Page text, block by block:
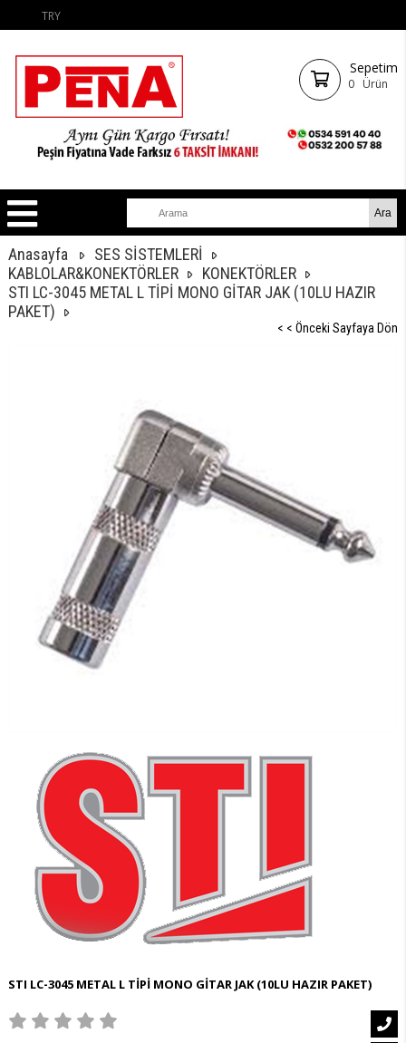
TRY
Sepetim
0 Ürün
Anasayfa
SES SİSTEMLERİ
KABLOLAR&KONEKTÖRLER
KONEKTÖRLER
STI LC-3045 METAL L TİPİ MONO GİTAR JAK (10LU HAZIR
PAKET)
< < Önceki Sayfaya Dön
STI LC-3045 METAL L TİPİ MONO GİTAR JAK (10LU HAZIR PAKET)